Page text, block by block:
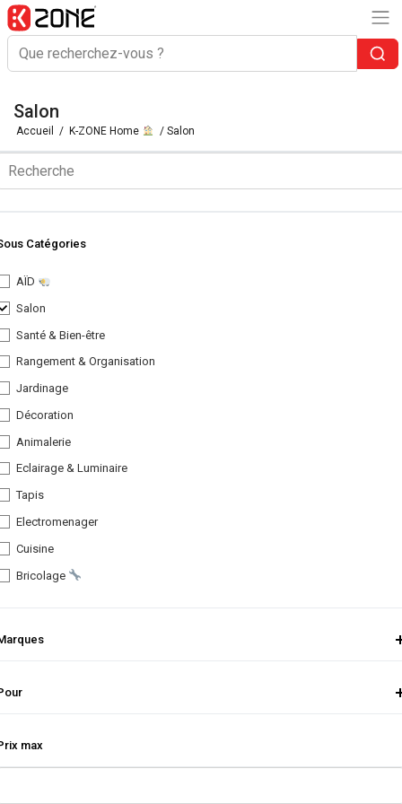
Salon
Accueil / K-ZONE Home / Salon
Catégories
AÏD
Salon
Santé & Bien-être
Rangement & Organisation
Jardinage
Décoration
Animalerie
Eclairage & Luminaire
Tapis
Electromenager
Cuisine
Bricolage
max